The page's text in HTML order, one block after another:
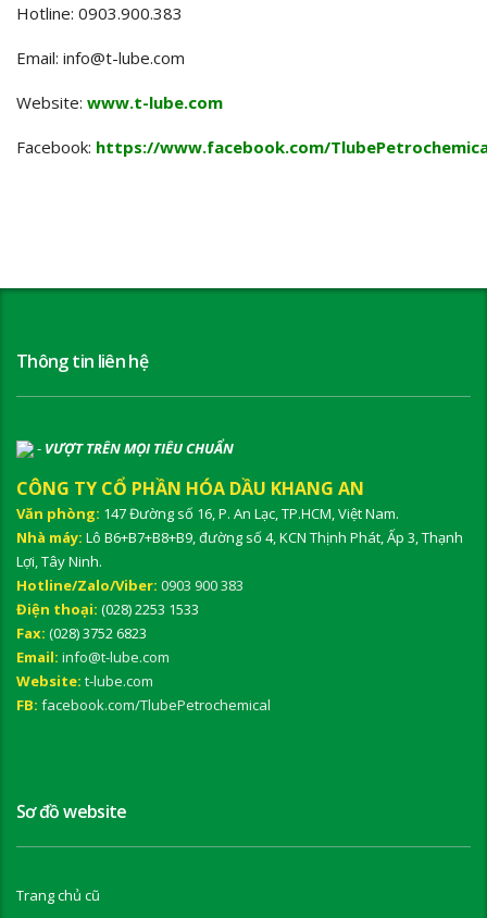
Hotline: 0903.900.383
Email: info@t-lube.com
Website: www.t-lube.com
Facebook: https://www.facebook.com/
Thông tin liên hệ
- VƯỢT TRÊN MỌI TIÊU CHUẨN
CÔNG TY CỔ PHẦN HÓA DẦU KHANG AN
Văn phòng: 147 Đường số 16, P. An Lạc, TP.HCM, Việt Nam.
Nhà máy: Lô B6+B7+B8+B9, đường số 4, KCN Thịnh Phát, Ấp 3, Thạnh
Lợi, Tây Ninh.
Hotline/Zalo/Viber: 0903 900 383
Điện thoại: (028) 2253 1533
Fax: (028) 3752 6823
Email: info@t-lube.com
Website: t-lube.com
FB: facebook.com/TlubePetrochemical
Sơ đồ website
Trang chủ cũ